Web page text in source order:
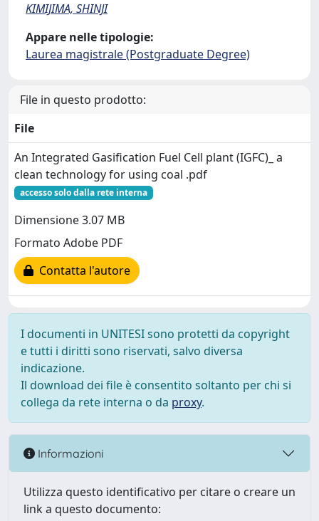
KIMIJIMA, SHINJI
Appare nelle tipologie:
Laurea magistrale (Postgraduate Degree)
File in questo prodotto:
File
An Integrated Gasification Fuel Cell plant (IGFC)_ a
clean technology for using coal .pdf
accesso solo dalla rete interna
Dimensione 3.07 MB
Formato Adobe PDF
Contatta l'autore
I documenti in UNITESI sono protetti da copyright
e tutti i diritti sono riservati, salvo diversa
indicazione.
Il download dei file è consentito soltanto per chi si
collega da rete interna o da proxy.
Informazioni
Utilizza questo identificativo per citare o creare un
link a questo documento: